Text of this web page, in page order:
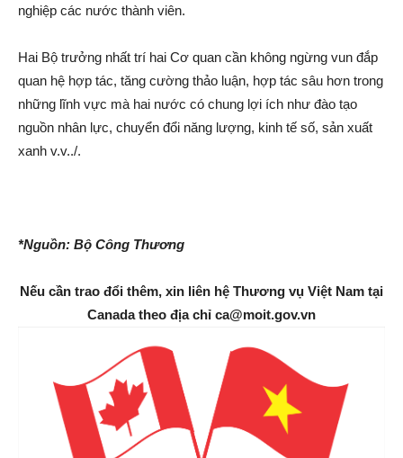
nghiệp các nước thành viên.
Hai Bộ trưởng nhất trí hai Cơ quan cần không ngừng vun đắp
quan hệ hợp tác, tăng cường thảo luận, hợp tác sâu hơn trong
những lĩnh vực mà hai nước có chung lợi ích như đào tạo
nguồn nhân lực, chuyển đổi năng lượng, kinh tế số, sản xuất
xanh v.v../.
*Nguồn: Bộ Công Thương
Nếu cần trao đổi thêm, xin liên hệ Thương vụ Việt Nam tại
Canada theo địa chỉ ca@moit.gov.vn